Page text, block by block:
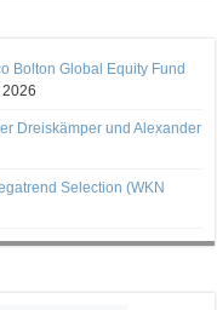
Bolton Global Equity Fund
2026
Dreiskämper und Alexander
Selection (WKN